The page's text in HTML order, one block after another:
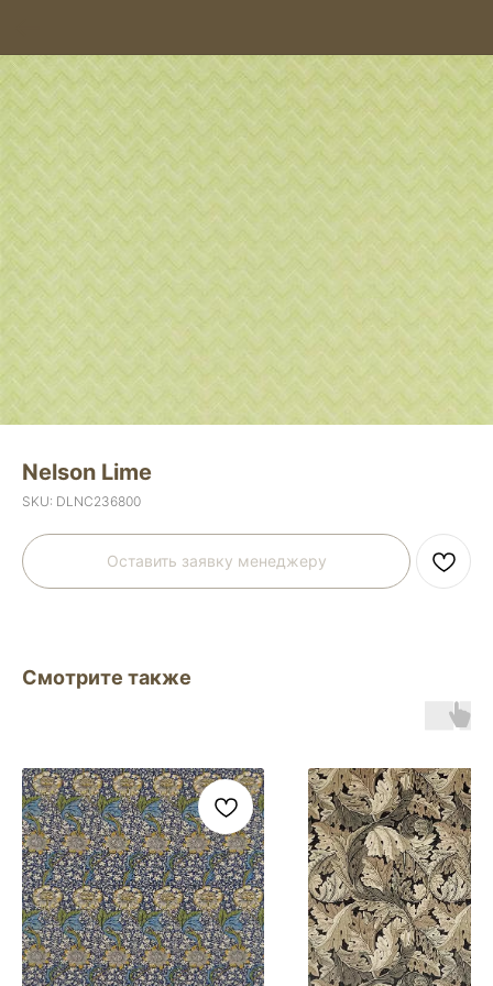
Nelson Lime
SKU: DLNC236800
Оставить заявку менеджеру
Смотрите также